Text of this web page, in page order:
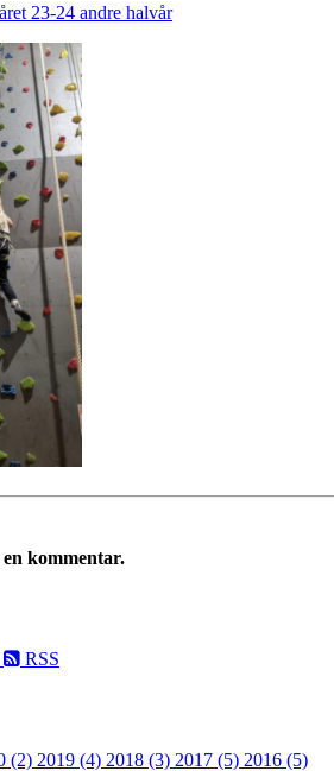
23-24 andre halvår
kommentar.
RSS
(2) 2019 (4) 2018 (3) 2017 (5) 2016 (5)